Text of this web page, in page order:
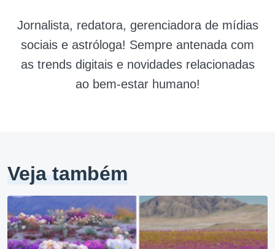
Jornalista, redatora, gerenciadora de mídias
sociais e astróloga! Sempre antenada com
as trends digitais e novidades relacionadas
ao bem-estar humano!
Veja também